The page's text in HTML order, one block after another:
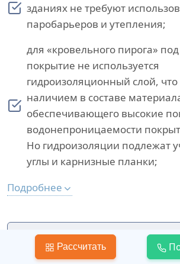
зданиях не требуют
паробарьеров и утепления;
для «кровельного пирога»
покрытие не используется
гидроизоляционный слой,
наличием в составе
обеспечивающего высокие
водонепроницаемости
Но гидроизоляции подлежат
углы и карнизные планки;
Подробнее
Важно помнить, что
теплоизоляционные
Рассчитать